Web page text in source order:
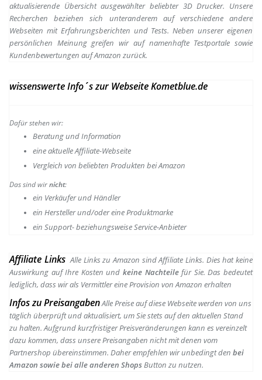
aktualisierende Übersicht ausgewählter beliebter 3D Drucker. Unsere
Recherchen beziehen sich unteranderem auf verschiedene andere
Webseiten mit Erfahrungsberichten und Tests. Neben unserer eigenen
persönlichen Meinung greifen wir auf namenhafte Testportale sowie
Kundenbewertungen auf Amazon zurück.
wissenswerte Info´s zur Webseite Kometblue.de
Dafür stehen wir:
Beratung und Information
eine aktuelle Affiliate-Webseite
Vergleich von beliebten Produkten bei Amazon
Das sind wirnicht:
ein Verkäufer und Händler
ein Hersteller und/oder eine Produktmarke
ein Support- beziehungsweise Service-Anbieter
Affiliate Links Alle Links zu Amazon sind Affiliate Links. Dies hat keine
Auswirkung auf Ihre Kosten und keine Nachteilefür Sie. Das bedeutet
lediglich, dass wir als Vermittler eine Provision von Amazon erhalten
Infos zu PreisangabenAlle Preise auf diese Webseite werden von uns
täglich überprüft und aktualisiert, um Sie stets auf den aktuellen Stand
zu halten. Aufgrund kurzfristiger Preisveränderungen kann es vereinzelt
dazu kommen, dass unsere Preisangaben nicht mit denen vom
Partnershop übereinstimmen. Daher empfehlen wir unbedingt den bei
Amazon sowie bei alle anderen ShopsButton zu nutzen.